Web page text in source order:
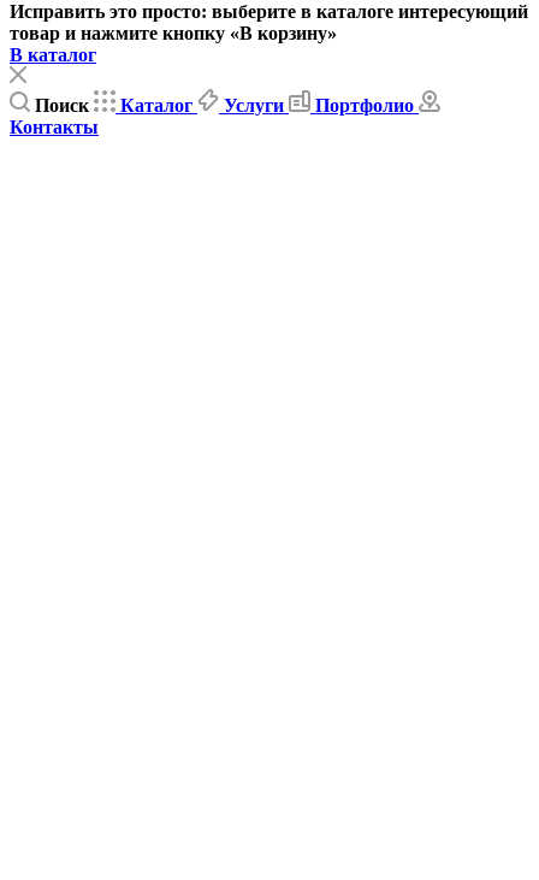
Исправить это просто: выберите в каталоге интересующий
товар и нажмите кнопку «В корзину»
В каталог
Поиск Каталог Услуги
Портфолио
Контакты